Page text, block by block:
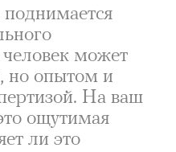
человек может
но опытом и
На ваш
ощутимая
ли это